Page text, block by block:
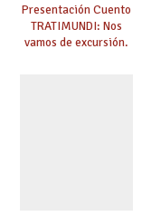
Presentación Cuento
TRATIMUNDI: Nos
vamos de excursión.